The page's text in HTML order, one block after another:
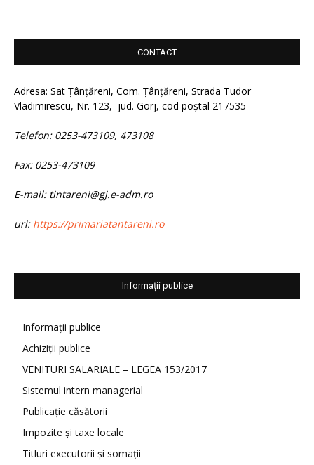
CONTACT
Adresa: Sat Țânțăreni, Com. Țânțăreni, Strada Tudor
Vladimirescu, Nr. 123, jud. Gorj, cod poștal 217535
Telefon: 0253-473109, 473108
Fax: 0253-473109
E-mail: tintareni@gj.e-adm.ro
url: https://primariatantareni.ro
Informații publice
Informații publice
Achiziții publice
VENITURI SALARIALE – LEGEA 153/2017
Sistemul intern managerial
Publicație căsătorii
Impozite și taxe locale
Titluri executorii și somații